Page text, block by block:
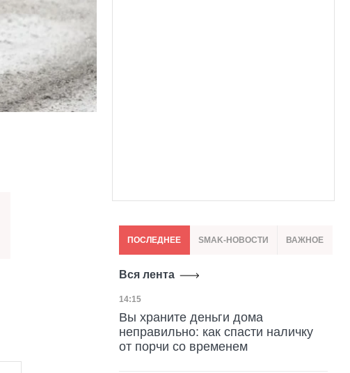
ПОСЛЕДНЕЕ SMAK-НОВОСТИ ВАЖНОЕ
Вся лента
Дата публикации
14:15
Вы храните деньги дома
неправильно: как спасти наличку
от порчи со временем